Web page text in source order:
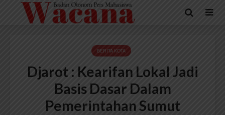
BERITA KOTA
Djarot : Kearifan Lokal Jadi
Basis Dasar Dalam
Pemerintahan Sumut